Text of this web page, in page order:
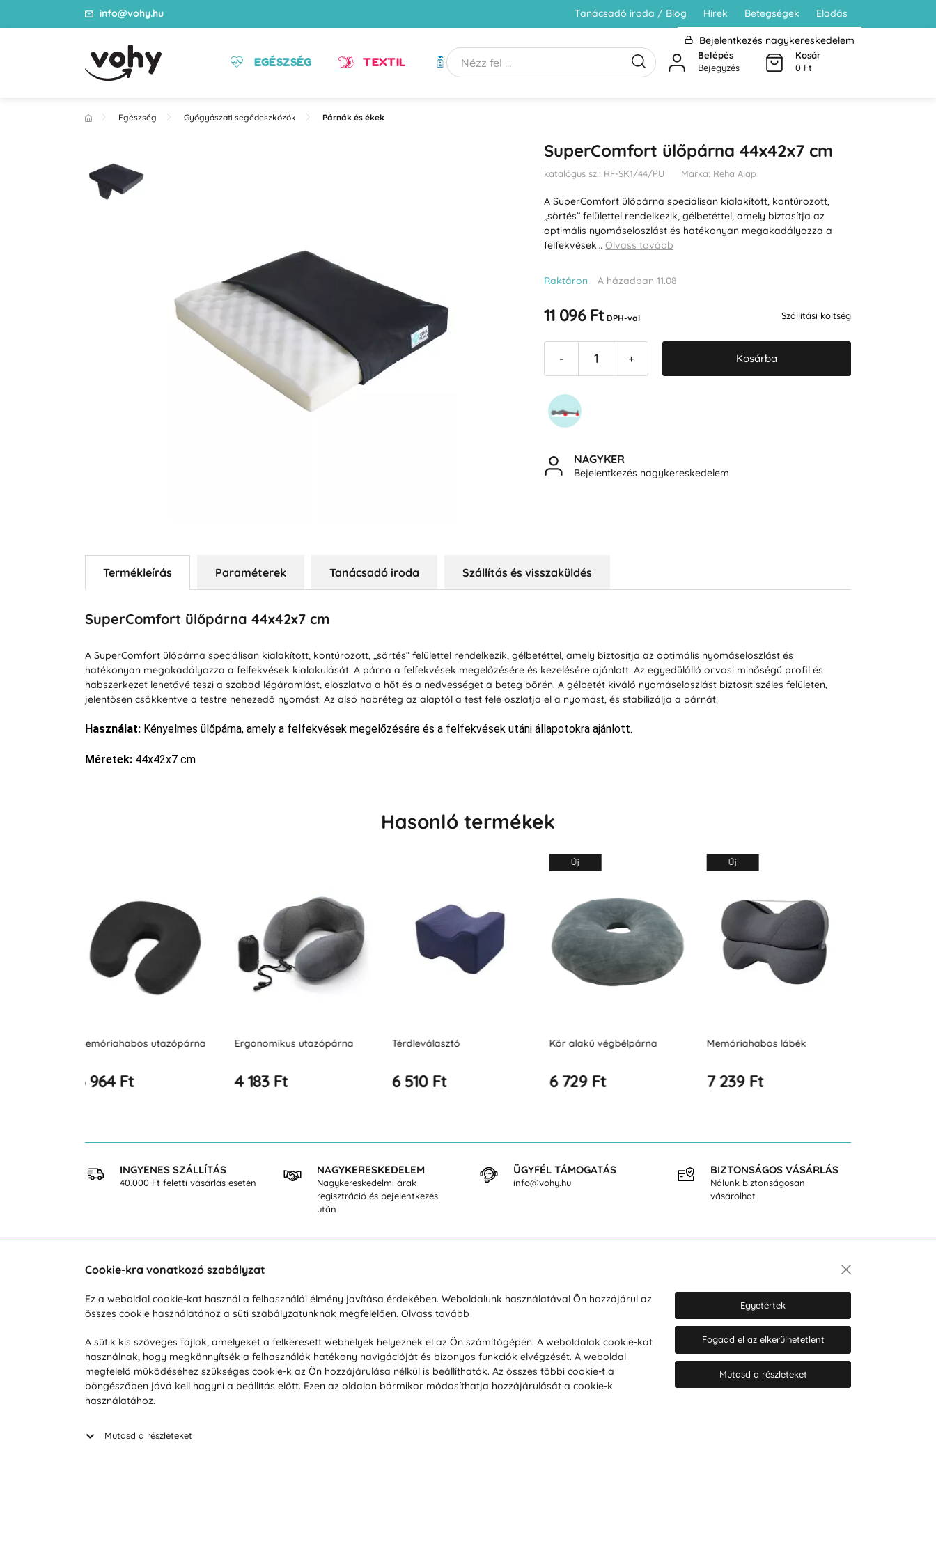
info@vohy.hu Tanácsadó iroda / Blog Hírek Betegségek Eladás
Bejelentkezés nagykereskedelem
EGÉSZSÉG TEXTIL HIGIÉNIA
Belépés
Bejegyzés
Kosár
0 Ft
Egészség Gyógyászati segédeszközök Párnák és ékek
SuperComfort ülőpárna 44x42x7 cm
katalógus sz.: RF-SK1/44/PU Márka: Reha Alap
A SuperComfort ülőpárna speciálisan kialakított, kontúrozott,
„sörtés” felülettel rendelkezik, gélbetéttel, amely biztosítja az
optimális nyomáseloszlást és hatékonyan megakadályozza a
felfekvések…Olvass tovább
Raktáron A házadban 11.08
11 096 Ft DPH-val Szállítási költség
- + Kosárba
NAGYKER
Bejelentkezés nagykereskedelem
Termékleírás Paraméterek Tanácsadó iroda Szállítás és visszaküldés
SuperComfort ülőpárna 44x42x7 cm
A SuperComfort ülőpárna speciálisan kialakított, kontúrozott, „sörtés” felülettel rendelkezik, gélbetéttel, amely biztosítja az optimális nyomáseloszlást és
hatékonyan megakadályozza a felfekvések kialakulását. A párna a felfekvések megelőzésére és kezelésére ajánlott. Az egyedülálló orvosi minőségű profil és
habszerkezet lehetővé teszi a szabad légáramlást, eloszlatva a hőt és a nedvességet a beteg bőrén. A gélbetét kiváló nyomáseloszlást biztosít széles felületen,
jelentősen csökkentve a testre nehezedő nyomást. Az alsó habréteg az alaptól a test felé oszlatja el a nyomást, és stabilizálja a párnát.
Használat: Kényelmes ülőpárna, amely a felfekvések megelőzésére és a felfekvések utáni állapotokra ajánlott.
Méretek:44x42x7 cm
Hasonló termékek
Ergonomikus utazópárna
4 183 Ft
Térdleválasztó
6 510 Ft
Kör alakú végbélpárna
6 729 Ft
Memóriahabos lábék
7 239 Ft
Rektális ortopéd
7 458 Ft
INGYENES SZÁLLÍTÁS
40.000 Ft feletti vásárlás esetén
NAGYKERESKEDELEM
Nagykereskedelmi árak
regisztráció és bejelentkezés
után
ÜGYFÉL TÁMOGATÁS
info@vohy.hu
BIZTONSÁGOS VÁSÁRLÁS
Nálunk biztonságosan
vásárolhat
Hétköznap 8:00-tól 16:00-ig
info@vohy.hu
Reklamáció / Áru visszaküldése
Szállítás és fizetés
Üzleti feltételek
Visszaküldési politika
Társaságról
Magánélet
Tanácsadó iroda
Hozzájárulok a személyes adatok
marketing célú kezeléséhez.
Személyes adatok védelmére
Cookie-kra vonatkozó szabályzat
Ez a weboldal cookie-kat használ a felhasználói élmény javítása érdekében. Weboldalunk használatával Ön hozzájárul az
összes cookie használatához a süti szabályzatunknak megfelelően. Olvass tovább
A sütik kis szöveges fájlok, amelyeket a felkeresett webhelyek helyeznek el az Ön számítógépén. A weboldalak cookie-kat
használnak, hogy megkönnyítsék a felhasználók hatékony navigációját és bizonyos funkciók elvégzését. A weboldal
megfelelő működéséhez szükséges cookie-k az Ön hozzájárulása nélkül is beállíthatók. Az összes többi cookie-t a
böngészőben jóvá kell hagyni a beállítás előtt. Ezen az oldalon bármikor módosíthatja hozzájárulását a cookie-k
használatához.
Mutasd a részleteket
Egyetértek
Fogadd el az elkerülhetetlent
Mutasd a részleteket